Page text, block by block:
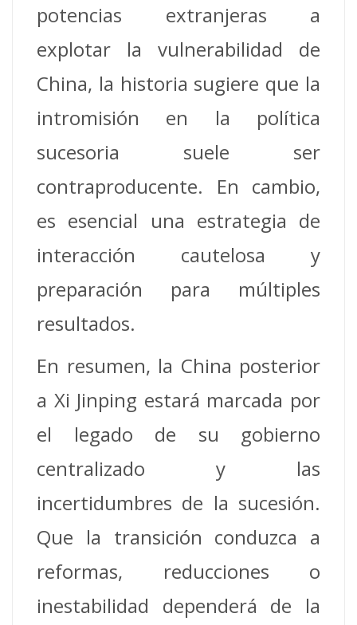
potencias extranjeras a
explotar la vulnerabilidad de
China, la historia sugiere que la
intromisión en la política
sucesoria suele ser
contraproducente. En cambio,
es esencial una estrategia de
interacción cautelosa y
preparación para múltiples
resultados.
En resumen, la China posterior
a Xi Jinping estará marcada por
el legado de su gobierno
centralizado y las
incertidumbres de la sucesión.
Que la transición conduzca a
reformas, reducciones o
inestabilidad dependerá de la